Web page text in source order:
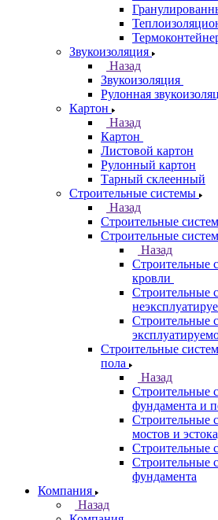
Звукоизоляция
Назад
Звукоизоляция
Рулонная
Картон
Назад
Картон
Листовой картон
Рулонный картон
Тарный склеенный
Строительные системы
Назад
Строительные
Строительные
Назад
Строительные
кровли
Строительные
Строительные
Строительные
пола
Назад
Строительные
фундамента и
Строительные
мостов и
Строительные
Строительные
фундамента
Компания
Назад